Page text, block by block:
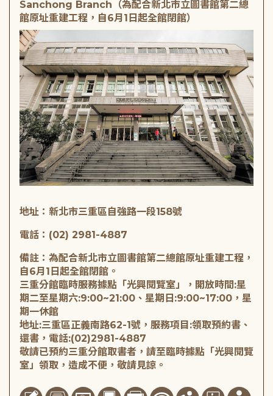
Sanchong Branch（為配合新北市立圖書館第二總
館原址重建工程，自6月1日起全館閉館）
地址：新北市三重區自強路一段158號
電話：(02) 2981-4887
備註：為配合新北市立圖書館第二總館原址重建工程，
自6月1日起全館閉館。
三重分館臨時服務據點「光興閱覽室」，開放時間:星
期二至星期六:9:00~21:00、星期日:9:00~17:00，星
期一休館
地址:三重區正義南路62-1號，服務項目:領取預約書、
還書，電話:(02)2981-4887
敬請已預約三重分館取書者，請至臨時據點「光興閱覽
室」領取，造成不便，敬請見諒。